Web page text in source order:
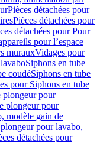
Pièces détachées pour
Pièces détachées pour
détachées pour Pour
pour l’espace
murauxVidages pour
Siphons en tube
coudéSiphons en tube
pour Siphons en tube
plongeur pour
plongeur pour
modèle gain de
pour lavabo,
détachées pour